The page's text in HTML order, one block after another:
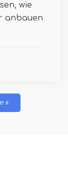
wie
anbauen
»